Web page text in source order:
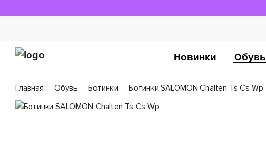
Новинки Обувь
Главная Обувь Ботинки Ботинки SALOMON Chalten Ts Cs Wp